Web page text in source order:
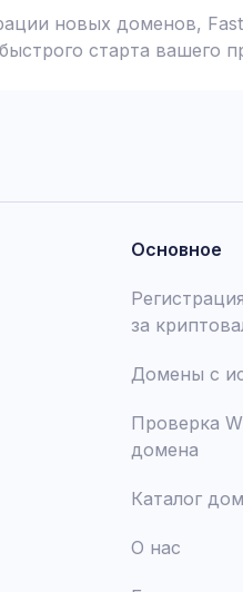
новых доменов,
старта вашего
Основное
за
Домены с
Проверка
домена
Каталог
О нас